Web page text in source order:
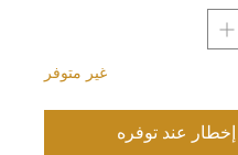
غير متوفر
إخطار عند توفره